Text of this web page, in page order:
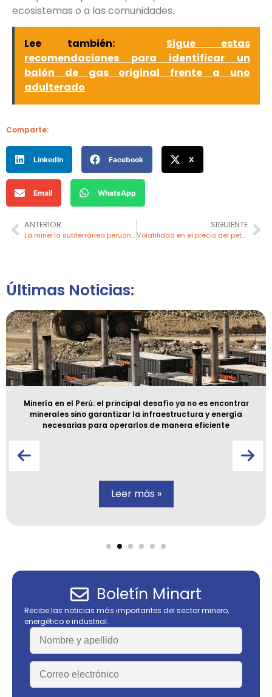
ecosistemas o a las comunidades.
Lee también:
Sigue estas
recomendaciones para identificar un
balón de gas original frente a uno
adulterado
Comparte:
LinkedIn Facebook X
Email WhatsApp
ANTERIOR
La minería subterránea peruana entra en la era autónoma: Morococha opera su primer LHD automatizado
SIGUIENTE
Volatilidad en el precio del petróleo tras crisis en Venezuela puede afectar mercados como el peruano
Últimas Noticias:
Minería en el Perú: el principal desafío ya no es encontrar
minerales sino garantizar la infraestructura y energía
necesarias para operarlos de manera eficiente
Leer más »
Boletín Minart
Recibe las noticias más importantes del sector minero,
energético e industrial.